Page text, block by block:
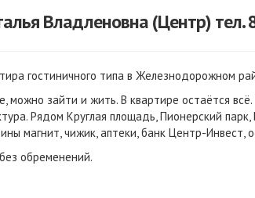
Владленовна (Центр)
гостиничного типа в Железнодорожном
можно зайти и жить. В квартире остаётся
Рядом Круглая площадь, Пионерский
магнит, чижик, аптеки, банк Центр-Инвест,
обременений.